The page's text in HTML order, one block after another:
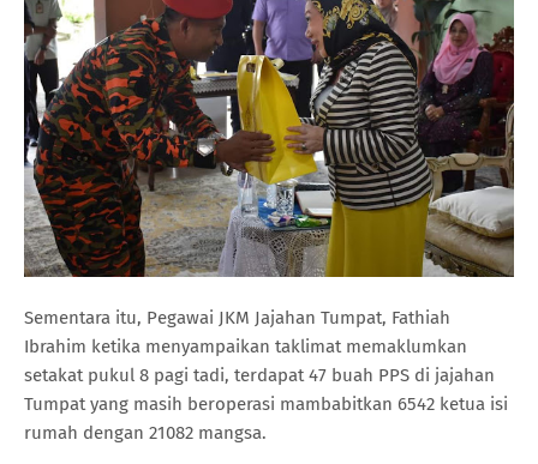
Sementara itu, Pegawai JKM Jajahan Tumpat, Fathiah
Ibrahim ketika menyampaikan taklimat memaklumkan
setakat pukul 8 pagi tadi, terdapat 47 buah PPS di jajahan
Tumpat yang masih beroperasi mambabitkan 6542 ketua isi
rumah dengan 21082 mangsa.